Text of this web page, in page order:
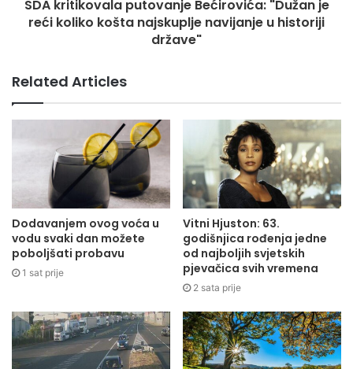
angažovani na pripremi neophodne infrastrukture za
Prema njegovim očekivanjima, instant plaćanja bi do kraja
standard za sve finansijske institucije u Bosni i
Uz planirane zakonske izmjene i usklađivanje regulative sa
evropskim standardima, očekuje se dodatno ubrzanje
digitalizacije finansijskog sektora i širenje ponude platnih
usluga na domaćem tržištu.
(Vijesti.ba)
SDA kritikovala putovanje Bećirovića: "Dužan je
reći koliko košta najskuplje navijanje u historiji
države"
Related Articles
Dodavanjem ovog voća u
vodu svaki dan možete
poboljšati probavu
1 sat prije
Vitni Hjuston: 63.
godišnjica rođenja jedne
od najboljih svjetskih
pjevačica svih vremena
2 sata prije